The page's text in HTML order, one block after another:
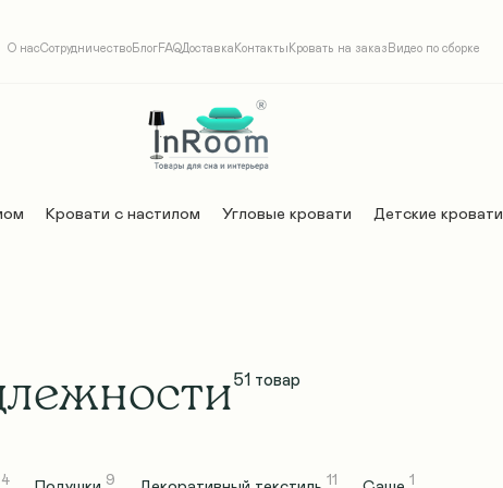
О насСотрудничествоБлогFAQДоставка Контакты Кровать на заказ Видео по сборке
Кровати с настилом Угловые кровати Детские кровати
51 товар
4 9 11 1